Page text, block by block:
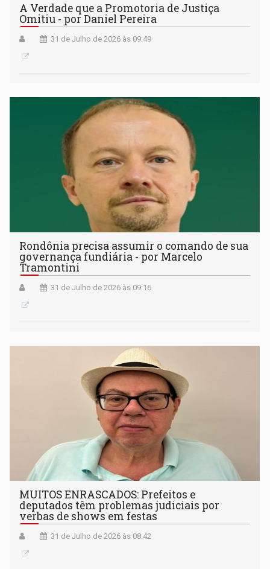
A Verdade que a Promotoria de Justiça
Omitiu - por Daniel Pereira
31 de Julho de 2026 às 09:49
Rondônia precisa assumir o comando de sua
governança fundiária - por Marcelo
Tramontini
31 de Julho de 2026 às 09:16
MUITOS ENRASCADOS: Prefeitos e
deputados têm problemas judiciais por
verbas de shows em festas
31 de Julho de 2026 às 08:42